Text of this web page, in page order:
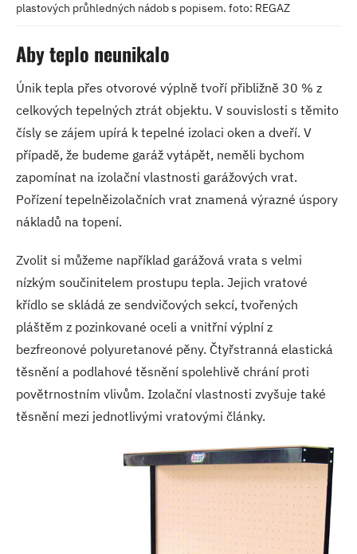
plastových průhledných nádob s popisem. foto: REGAZ
Aby teplo neunikalo
Únik tepla přes otvorové výplně tvoří přibližně 30 % z
celkových tepelných ztrát objektu. V souvislosti s těmito
čísly se zájem upírá k tepelné izolaci oken a dveří. V
případě, že budeme garáž vytápět, neměli bychom
zapomínat na izolační vlastnosti garážových vrat.
Pořízení tepelněizolačních vrat znamená výrazné úspory
nákladů na topení.
Zvolit si můžeme například garážová vrata s velmi
nízkým součinitelem prostupu tepla. Jejich vratové
křídlo se skládá ze sendvičových sekcí, tvořených
pláštěm z pozinkované oceli a vnitřní výplní z
bezfreonové polyuretanové pěny. Čtyřstranná elastická
těsnění a podlahové těsnění spolehlivě chrání proti
povětrnostním vlivům. Izolační vlastnosti zvyšuje také
těsnění mezi jednotlivými vratovými články.